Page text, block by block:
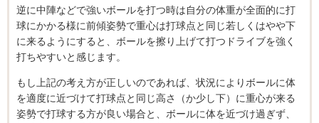
逆に中陣などで強いボールを打つ時は自分の体重が全面的に打
球にかかる様に前傾姿勢で重心は打球点と同じ若しくはやや下
に来るようにすると、ボールを擦り上げて打つドライブを強く
打ちやすいと感じます。
もし上記の考え方が正しいのであれば、状況によりボールに体
を適度に近づけて打球点と同じ高さ（か少し下）に重心が来る
姿勢で打球する方が良い場合と、ボールに体を近づけ過ぎず、